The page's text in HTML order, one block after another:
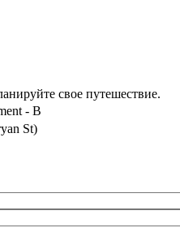
свое путешествие.
- B
St)